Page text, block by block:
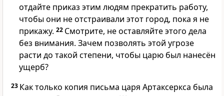
отдайте приказ этим людям прекратить работу,
чтобы они не отстраивали этот город, пока я не
прикажу. 22 Смотрите, не оставляйте этого дела
без внимания. Зачем позволять этой угрозе
расти до такой степени, чтобы царю был нанесён
ущерб?
23 Как только копия письма царя Артаксеркса была